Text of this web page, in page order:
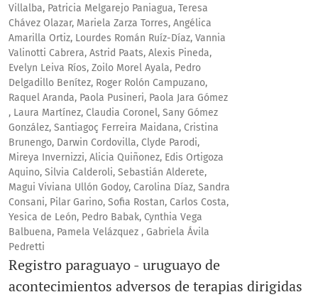
Villalba, Patricia Melgarejo Paniagua, Teresa
Chávez Olazar, Mariela Zarza Torres, Angélica
Amarilla Ortiz, Lourdes Román Ruíz-Díaz, Vannia
Valinotti Cabrera, Astrid Paats, Alexis Pineda,
Evelyn Leiva Ríos, Zoilo Morel Ayala, Pedro
Delgadillo Benítez, Roger Rolón Campuzano,
Raquel Aranda, Paola Pusineri, Paola Jara Gómez
, Laura Martínez, Claudia Coronel, Sany Gómez
González, Santiagoç Ferreira Maidana, Cristina
Brunengo, Darwin Cordovilla, Clyde Parodi,
Mireya Invernizzi, Alicia Quiñonez, Edis Ortigoza
Aquino, Silvia Calderoli, Sebastián Alderete,
Magui Viviana Ullón Godoy, Carolina Díaz, Sandra
Consani, Pilar Garino, Sofia Rostan, Carlos Costa,
Yesica de León, Pedro Babak, Cynthia Vega
Balbuena, Pamela Velázquez , Gabriela Ávila
Pedretti
Registro paraguayo - uruguayo de
acontecimientos adversos de terapias dirigidas